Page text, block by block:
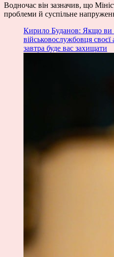
Водночас він зазначив, що
проблеми й суспільне
Кирило Буданов: Якщо ви
військовослужбовця своєї
завтра буде вас захищати